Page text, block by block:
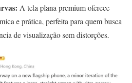
A tela plana premium oferece
e prática, perfeita para quem busca
de visualização sem distorções.